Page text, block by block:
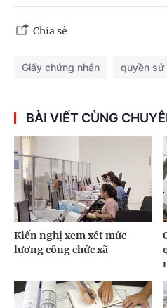
Chia sẻ
Giấy chứng nhận quyền
BÀI VIẾT CÙNG
Kiến nghị xem xét mức
lương công chức xã